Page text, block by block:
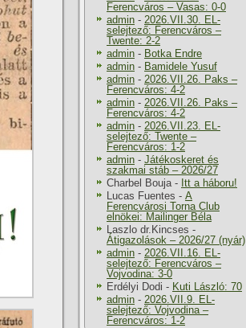
Ferencváros – Vasas: 0-0
admin - 2026.VII.30. EL-
selejtező: Ferencváros –
Twente: 2-2
admin - Botka Endre
admin - Bamidele Yusuf
admin - 2026.VII.26. Paks –
Ferencváros: 4-2
admin - 2026.VII.26. Paks –
Ferencváros: 4-2
admin - 2026.VII.23. EL-
selejtező: Twente –
Ferencváros: 1-2
admin - Játékoskeret és
szakmai stáb – 2026/27
Charbel Bouja- Itt a háboru!
Lucas Fuentes - A
Ferencvárosi Torna Club
elnökei: Mailinger Béla
Laszlo dr.Kincses -
Átigazolások – 2026/27 (nyár)
admin - 2026.VII.16. EL-
selejtező: Ferencváros –
Vojvodina: 3-0
Erdélyi Dodi - Kuti László: 70
admin - 2026.VII.9. EL-
selejtező: Vojvodina –
Ferencváros: 1-2